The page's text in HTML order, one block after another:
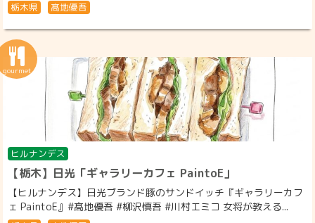
栃木県 髙地優吾
ヒルナンデス
【栃木】日光「ギャラリーカフェ PaintoE」
【ヒルナンデス】日光ブランド豚のサンドイッチ『ギャラリーカフ
ェ PaintoE』#髙地優吾 #柳沢慎吾 #川村エミコ 女将が教える...